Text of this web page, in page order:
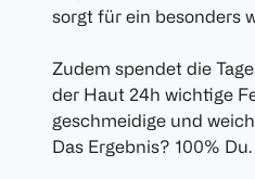
sorgt für ein besonders
Zudem spendet die
der Haut 24h wichtige
geschmeidige und
Das Ergebnis? 100%